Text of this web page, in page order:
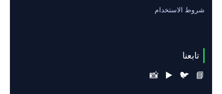
شروط الاستخدام
تابعنا
📘
🐦
▶️
📸